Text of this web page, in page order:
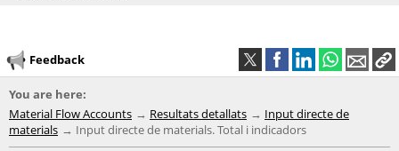
Feedback
You are here:
Material Flow Accounts
Resultats detallats
Input directe de
materials
Input directe de materials. Total i indicadors